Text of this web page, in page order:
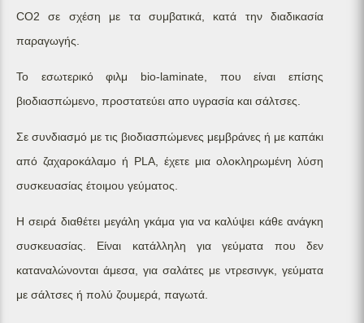
CO2 σε σχέση με τα συμβατικά, κατά την διαδικασία
παραγωγής.
Το εσωτερικό φιλμ bio-laminate, που είναι επίσης
βιοδιασπώμενο, προστατεύει απο υγρασία και σάλτσες.
Σε συνδιασμό με τις βιοδιασπώμενες μεμβράνες ή με καπάκι
από ζαχαροκάλαμο ή PLA, έχετε μια ολοκληρωμένη λύση
συσκευασίας έτοιμου γεύματος.
Η σειρά διαθέτει μεγάλη γκάμα για να καλύψει κάθε ανάγκη
συσκευασίας. Είναι κατάλληλη για γεύματα που δεν
καταναλώνονται άμεσα, για σαλάτες με ντρεσινγκ, γεύματα
με σάλτσες ή πολύ ζουμερά, παγωτά.